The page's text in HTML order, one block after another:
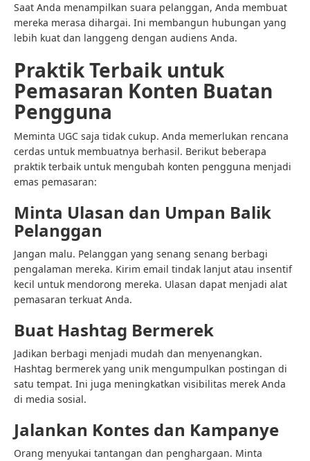
Saat Anda menampilkan suara pelanggan, Anda membuat
mereka merasa dihargai. Ini membangun hubungan yang
lebih kuat dan langgeng dengan audiens Anda.
Praktik Terbaik untuk
Pemasaran Konten Buatan
Pengguna
Meminta UGC saja tidak cukup. Anda memerlukan rencana
cerdas untuk membuatnya berhasil. Berikut beberapa
praktik terbaik untuk mengubah konten pengguna menjadi
emas pemasaran:
Minta Ulasan dan Umpan Balik
Pelanggan
Jangan malu. Pelanggan yang senang senang berbagi
pengalaman mereka. Kirim email tindak lanjut atau insentif
kecil untuk mendorong mereka. Ulasan dapat menjadi alat
pemasaran terkuat Anda.
Buat Hashtag Bermerek
Jadikan berbagi menjadi mudah dan menyenangkan.
Hashtag bermerek yang unik mengumpulkan postingan di
satu tempat. Ini juga meningkatkan visibilitas merek Anda
di media sosial.
Jalankan Kontes dan Kampanye
Orang menyukai tantangan dan penghargaan. Minta